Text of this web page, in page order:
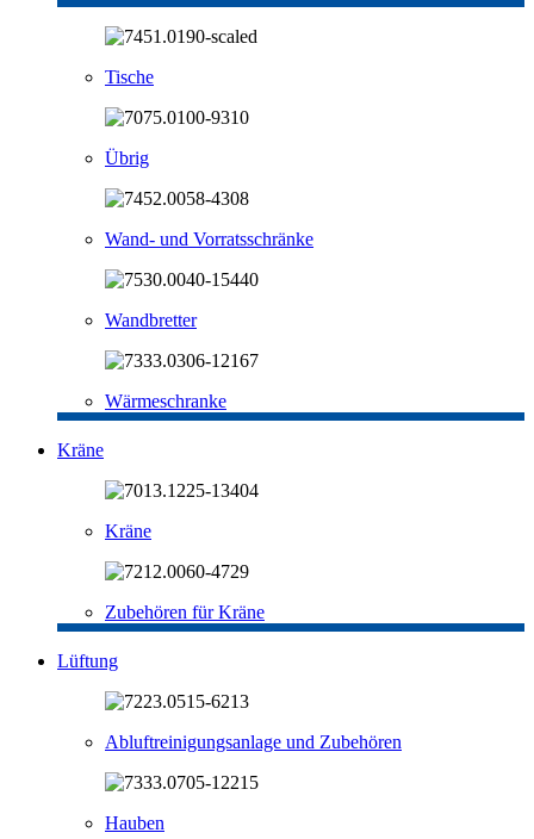
Tische
Übrig
Wand- und Vorratsschränke
Wandbretter
Wärmeschranke
Kräne
Kräne
Zubehören für Kräne
Lüftung
Abluftreinigungsanlage und Zubehören
Hauben